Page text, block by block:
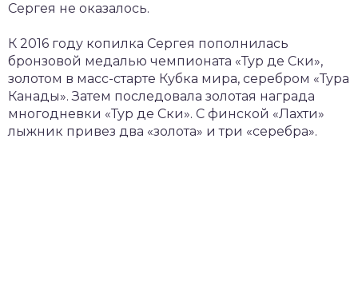
Сергея не оказалось.
К 2016 году копилка Сергея пополнилась
бронзовой медалью чемпионата «Тур де Ски»,
золотом в масс-старте Кубка мира, серебром «Тура
Канады». Затем последовала золотая награда
многодневки «Тур де Ски». С финской «Лахти»
лыжник привез два «золота» и три «серебра».